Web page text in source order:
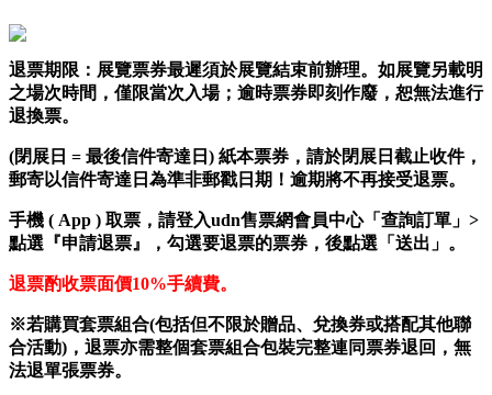
退票期限： 展覽票券最遲須於展覽結束前辦理。如展覽另載明
之場次時間，僅限當次入場；逾時票券即刻作廢，恕無法進行
退換票。
(閉展日 = 最後信件寄達日 ) 紙本票券，請於閉展日截止收件，
郵寄以信件寄達日為準非郵戳日期！逾期將不再接受退票。
手機 ( App ) 取票， 請登入udn售票網會員中心「查詢訂單」>
點選『申請退票』，勾選要退票的票券，後點選「送出」。
退票酌收票面價10%手續費。
※若購買套票組合(包括但不限於贈品、兌換券或搭配其他聯
合活動)，退票亦需整個套票組合包裝完整連同票券退回，無
法退單張票券。